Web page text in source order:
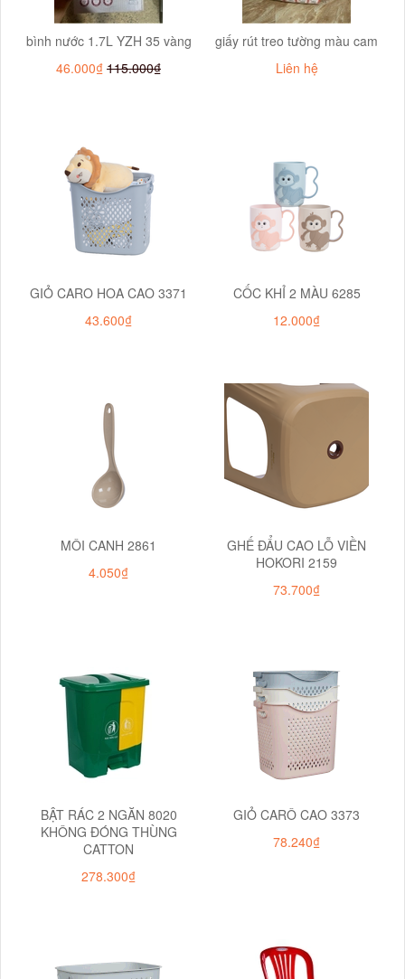
bình nước 1.7L YZH 35 vàng
46.000₫ 115.000₫
giấy rút treo tường màu cam
Liên hệ
GIỎ CARO HOA CAO 3371
43.600₫
CỐC KHỈ 2 MÀU 6285
12.000₫
MÔI CANH 2861
4.050₫
GHẾ ĐẨU CAO LỖ VIỀN
HOKORI 2159
73.700₫
BẬT RÁC 2 NGĂN 8020
KHÔNG ĐÓNG THÙNG
CATTON
278.300₫
GIỎ CARÔ CAO 3373
78.240₫